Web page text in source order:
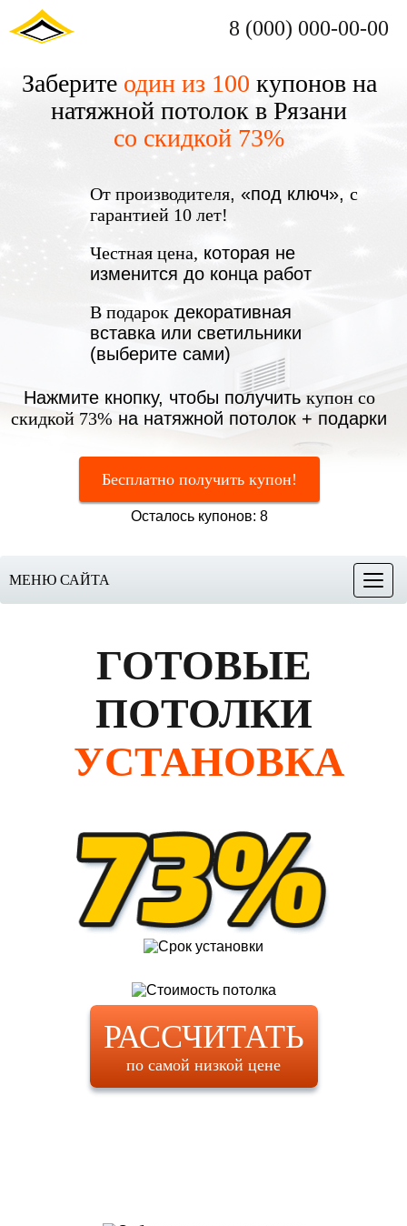
8 (000) 000-00-00
Заберите один из 100 купонов на
натяжной потолок в Рязани
со скидкой 73%
От производителя, «под ключ», с
гарантией 10 лет!
Честная цена, которая не
изменится до конца работ
В подарок декоративная
вставка или светильники
(выберите сами)
Нажмите кнопку, чтобы получить купон со
скидкой 73% на натяжной потолок + подарки
Бесплатно получить купон!
Осталось купонов: 8
Меню
МЕНЮ САЙТА
ГОТОВЫЕ
ПОТОЛКИ
УСТАНОВКА
РАССЧИТАТЬ
по самой низкой цене